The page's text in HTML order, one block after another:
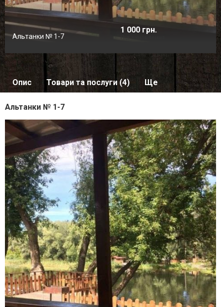
Альтанки № 1-7
1 000 грн.
Опис Товари та послуги (4) Ще
Альтанки № 1-7